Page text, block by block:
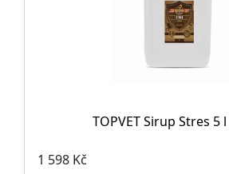
TOPVET Sirup Stres 5
1 598 Kč